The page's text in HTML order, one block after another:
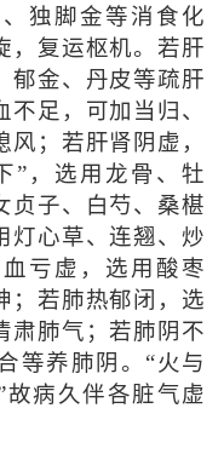
独脚金等消食化
，复运枢机。若肝
郁金、丹皮等疏肝
足，可加当归、
；若肝肾阴虚，
”，选用龙骨、牡
贞子、白芍、桑椹
灯心草、连翘、炒
亏虚，选用酸枣
；若肺热郁闭，选
肃肺气；若肺阴不
等养肺阴。“火与
病久伴各脏气虚